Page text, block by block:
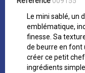
Le mini sablé, un
emblématique,
finesse. Sa
de beurre en font
créer ce petit
ingrédients